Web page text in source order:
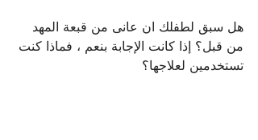
هل سبق لطفلك ان عانى من قبعة المهد
من قبل؟ إذا كانت الإجابة بنعم ، فماذا كنت
تستخدمين لعلاجها؟